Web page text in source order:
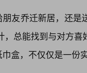
朋友乔迁新居，还
，总能找到与对方
盒，不仅仅是一份